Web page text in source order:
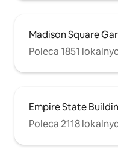
Madison Square
Poleca 1851
Empire State
Poleca 2118